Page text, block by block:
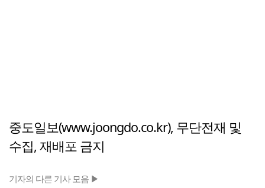
중도일보(www.joongdo.co.kr), 무단전재 및
수집, 재배포 금지
기자의 다른 기사 모음 ▶